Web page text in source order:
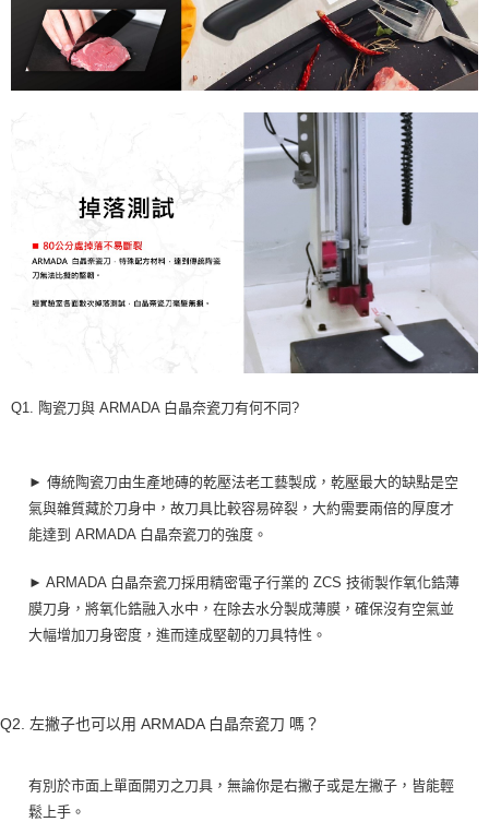
https://aftee.tw/terms/#terms3
３．未成年的使用者請事先徵得法定代理人或監護人之同意方可使用
「AFTEE先享後付」，若未經同意申辦者引起之損失，本公司不負相關責
任。
４．使用「AFTEE先享後付」時，將依據個別帳號之用戶狀況，依本公司即
５．嚴禁一人註冊多個帳號或使用他人資訊註冊。若發現惡意使用之情形，
恩沛科技股份有限公司將有權停止該用戶之使用額度並採取法律行動。
Q1. 陶瓷刀與 ARMADA 白晶奈瓷刀有何不同?
► 傳統陶瓷刀由生產地磚的乾壓法老工藝製成，乾壓最大的缺點是空
氣與雜質藏於刀身中，故刀具比較容易碎裂，大約需要兩倍的厚度才
能達到 ARMADA 白晶奈瓷刀的強度。
► ARMADA 白晶奈瓷刀採用精密電子行業的 ZCS 技術製作氧化鋯薄
膜刀身，將氧化鋯融入水中，在除去水分製成薄膜，確保沒有空氣並
大幅增加刀身密度，進而達成堅韌的刀具特性。
Q2. 左撇子也可以用 ARMADA 白晶奈瓷刀 嗎？
有別於市面上單面開刃之刀具，無論你是右撇子或是左撇子，皆能輕
鬆上手。